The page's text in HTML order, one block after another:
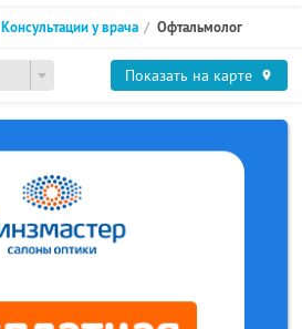
Консультации у врача Офтальмолог
Показать на карте